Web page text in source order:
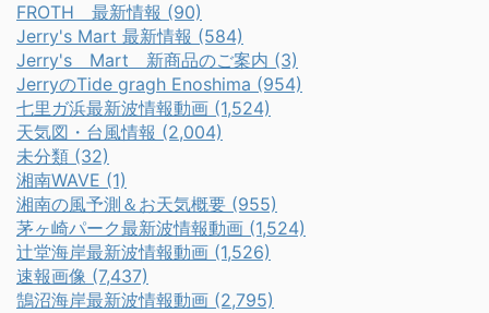
FROTH 最新情報 (90)
Jerry's Mart 最新情報 (584)
Jerry's Mart 新商品のご案内 (3)
JerryのTide gragh Enoshima (954)
七里ガ浜最新波情報動画 (1,524)
天気図・台風情報 (2,004)
未分類 (32)
湘南WAVE (1)
湘南の風予測＆お天気概要 (955)
茅ヶ崎パーク最新波情報動画 (1,524)
辻堂海岸最新波情報動画 (1,526)
速報画像 (7,437)
鵠沼海岸最新波情報動画 (2,795)